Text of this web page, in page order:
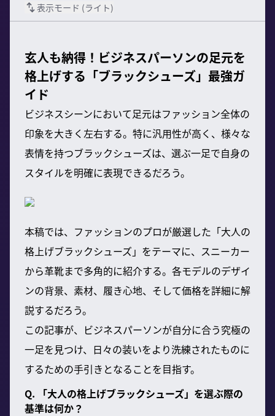
表示モード (ライト)
玄人も納得！ビジネスパーソンの足元を
格上げする「ブラックシューズ」最強ガ
イド
ビジネスシーンにおいて足元はファッション全体の
印象を大きく左右する。特に汎用性が高く、様々な
表情を持つブラックシューズは、選ぶ一足で自身の
スタイルを明確に表現できるだろう。
本稿では、ファッションのプロが厳選した「大人の
格上げブラックシューズ」をテーマに、スニーカー
から革靴まで多角的に紹介する。各モデルのデザイ
ンの背景、素材、履き心地、そして価格を詳細に解
説するだろう。
この記事が、ビジネスパーソンが自分に合う究極の
一足を見つけ、日々の装いをより洗練されたものに
するための手引きとなることを目指す。
Q. 「大人の格上げブラックシューズ」を選ぶ際の
基準は何か？